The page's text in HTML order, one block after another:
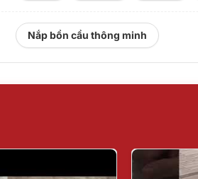
Nắp bồn cầu thông minh